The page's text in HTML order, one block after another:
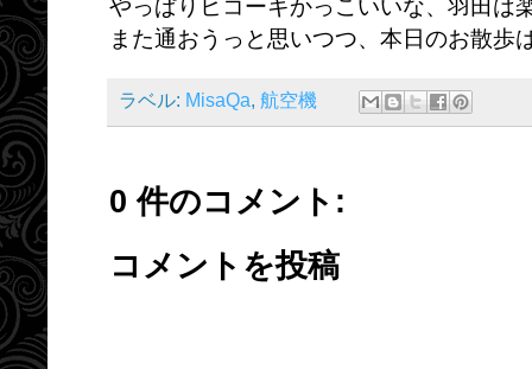
やっぱりヒコーキかっこいいな、羽田
また通おうっと思いつつ、本日のお散歩
ラベル: MisaQa, 航空機
0 件のコメント:
コメントを投稿